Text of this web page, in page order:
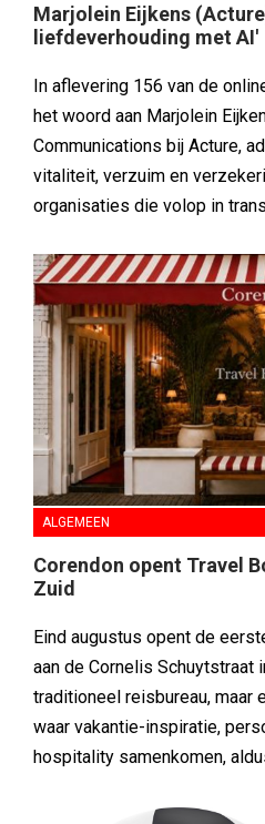
Marjolein Eijkens
liefdeverhouding met AI'
In aflevering 156 van de
het woord aan Marjolein
Communications bij Acture,
vitaliteit, verzuim en
organisaties die volop in
ALGEMEEN
Corendon opent Travel
Zuid
Eind augustus opent de
aan de Cornelis Schuytstraat
traditioneel reisbureau, maar
waar vakantie-inspiratie,
hospitality samenkomen,